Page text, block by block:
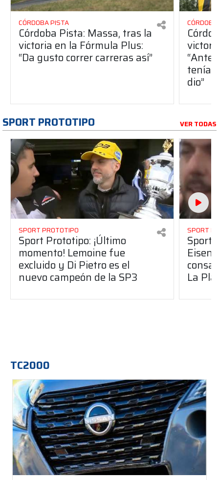
CÓRDOBA PISTA
Córdoba Pista: Massa, tras la
victoria en la Fórmula Plus:
“Da gusto correr carreras así”
dio”
SPORT PROTOTIPO VER TODAS
SPORT PROTOTIPO
Sport Prototipo: ¡Último
momento! Lemoine fue
excluido y Di Pietro es el
nuevo campeón de la SP3
SPORT
Sport
La
TC2000